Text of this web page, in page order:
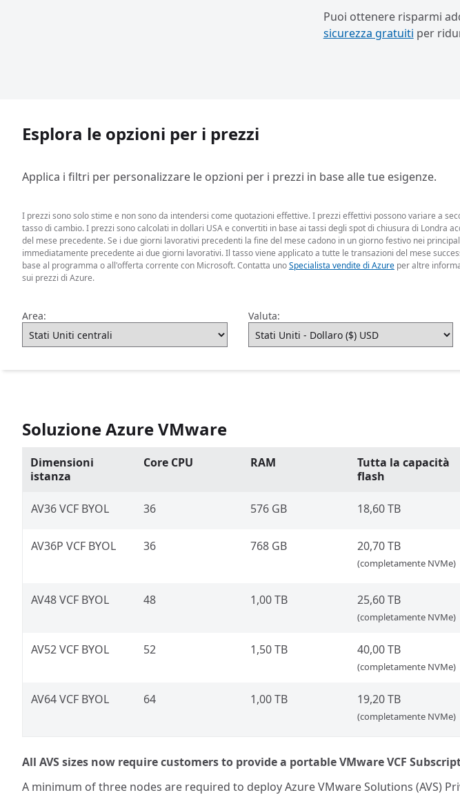
Puoi ottenere risparmi
sicurezza gratuiti per
Esplora le opzioni per i prezzi
Applica i filtri per personalizzare le opzioni per i prezzi in base alle tue esigenze.
I prezzi sono solo stime e non sono da intendersi come quotazioni effettive. I prezzi effettivi possono variare a
tasso di cambio. I prezzi sono calcolati in dollari USA e convertiti in base ai tassi degli spot di chiusura di Londra
del mese precedente. Se i due giorni lavorativi precedenti la fine del mese cadono in un giorno festivo nei
immediatamente precedente ai due giorni lavorativi. Il tasso viene applicato a tutte le transazioni del mese
base al programma o all'offerta corrente con Microsoft. Contatta unoSpecialista vendite di Azure per altre
sui prezzi di Azure.
Area: Valuta:
Soluzione Azure VMware
Dimensioni
istanza
Core CPU RAM
Tutta la capacità
flash
AV36 VCF BYOL 36 576 GB 18,60 TB
AV36P VCF BYOL 36 768 GB 20,70 TB
(completamente NVMe)
AV48 VCF BYOL 48 1,00 TB 25,60 TB
(completamente NVMe)
AV52 VCF BYOL 52 1,50 TB 40,00 TB
(completamente NVMe)
AV64 VCF BYOL 64 1,00 TB 19,20 TB
(completamente NVMe)
All AVS sizes now require customers to provide a portable VMware VCF
A minimum of three nodes are required to deploy Azure VMware Solutions (AVS)